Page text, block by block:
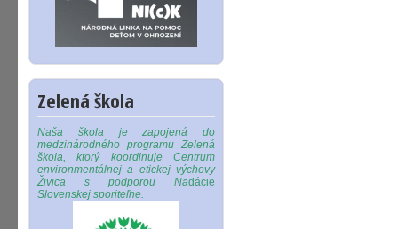
Zelená škola
Naša škola je zapojená do
medzinárodného programu Zelená
škola, ktorý koordinuje Centrum
environmentálnej a etickej výchovy
Živica s podporou Nadácie
Slovenskej sporiteľne.